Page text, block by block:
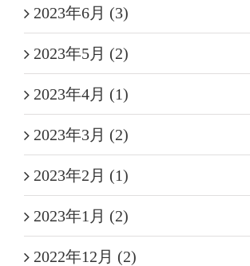
2023年6月 (3)
2023年5月 (2)
2023年4月 (1)
2023年3月 (2)
2023年2月 (1)
2023年1月 (2)
2022年12月 (2)